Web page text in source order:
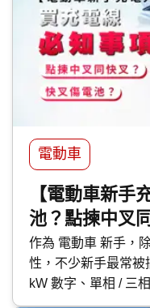
功能、特點及定位
關心的問題。 快而
經驗，比較逾 60 間
三保 保費。
電動車
【電動車新手
池？點揀中叉
知事項
作為 電動車 新手，
性，不少新手最常被
kW 數字、單相 / 三
呼。今次 快而保 便